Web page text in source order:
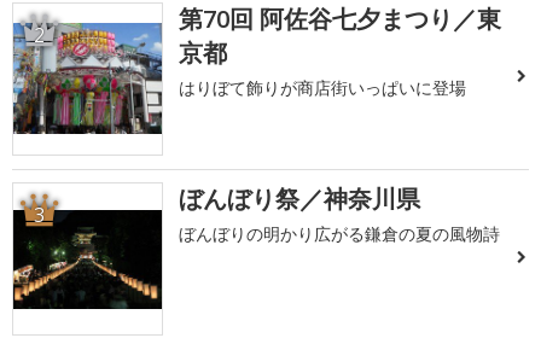
2
第70回 阿佐谷七夕まつり／東
京都
はりぼて飾りが商店街いっぱいに登場
3 ぼんぼり祭／神奈川県
ぼんぼりの明かり広がる鎌倉の夏の風物詩